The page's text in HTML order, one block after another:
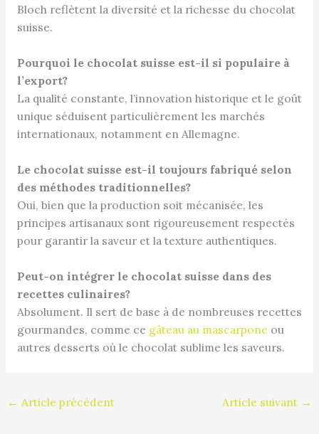
Bloch reflètent la diversité et la richesse du chocolat
suisse.
Pourquoi le chocolat suisse est-il si populaire à
l’export?
La qualité constante, l’innovation historique et le goût
unique séduisent particulièrement les marchés
internationaux, notamment en Allemagne.
Le chocolat suisse est-il toujours fabriqué selon
des méthodes traditionnelles?
Oui, bien que la production soit mécanisée, les
principes artisanaux sont rigoureusement respectés
pour garantir la saveur et la texture authentiques.
Peut-on intégrer le chocolat suisse dans des
recettes culinaires?
Absolument. Il sert de base à de nombreuses recettes
gourmandes, comme ce gâteau au mascarpone ou
autres desserts où le chocolat sublime les saveurs.
← Article précédent Article suivant →